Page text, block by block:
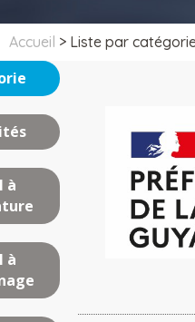
Accueil > Liste par
à
à